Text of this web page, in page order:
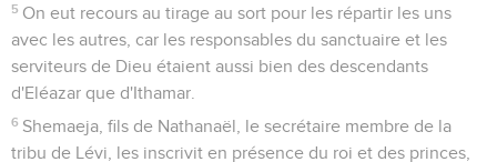
5 On eut recours au tirage au sort pour les répartir les uns
avec les autres, car les responsables du sanctuaire et les
serviteurs de Dieu étaient aussi bien des descendants
d'Eléazar que d'Ithamar.
6 Shemaeja, fils de Nathanaël, le secrétaire membre de la
tribu de Lévi, les inscrivit en présence du roi et des princes,